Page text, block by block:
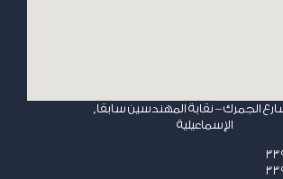
2 شارع الجمرك – نقابة المهندسين سابقا,
الإسماعيلية